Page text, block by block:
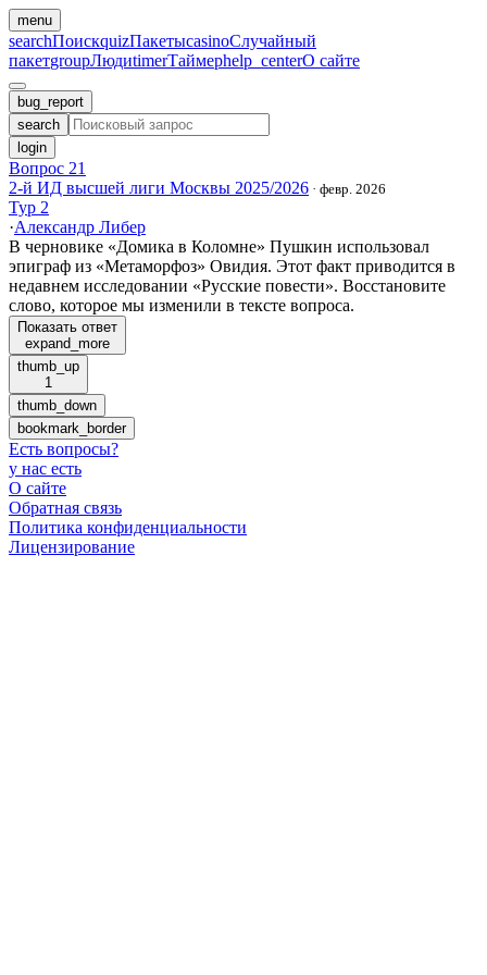
menu
searchПоискquizПакетыcasinoСлучайный
пакетgroupЛюдиtimerТаймерhelp_centerО сайте
bug_report
search
login
Вопрос 21
2-й ИД высшей лиги Москвы 2025/2026 · февр. 2026
Тур 2
·Александр Либер
В черновике «Домика в Коломне» Пушкин использовал
эпиграф из «Метаморфоз» Овидия. Этот факт приводится в
недавнем исследовании «Русские повести». Восстановите
слово, которое мы изменили в тексте вопроса.
Показать ответ
expand_more
thumb_up
1
thumb_down
bookmark_border
Есть вопросы?
у нас есть
О сайте
Обратная связь
Политика конфиденциальности
Лицензирование